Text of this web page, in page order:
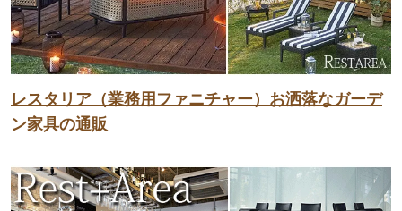
レスタリア（業務用ファニチャー）お洒落なガーデ
ン家具の通販